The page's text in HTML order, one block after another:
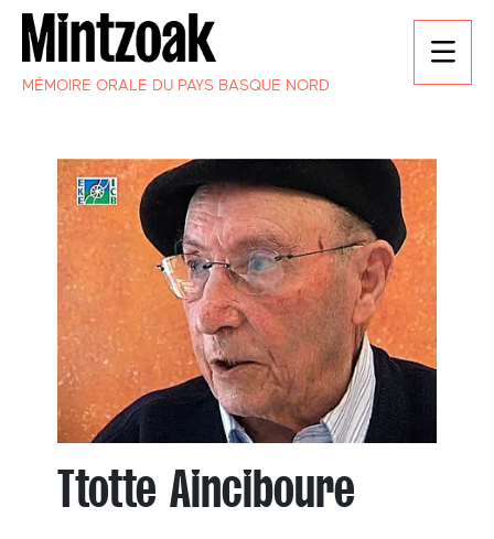
MÉMOIRE ORALE DU PAYS BASQUE NORD
Ttotte Ainciboure